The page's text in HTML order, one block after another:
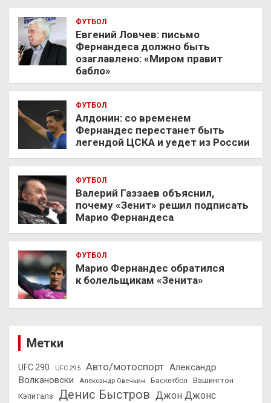
ФУТБОЛ
Евгений Ловчев: письмо
Фернандеса должно быть
озаглавлено: «Миром правит
бабло»
ФУТБОЛ
Алдонин: со временем
Фернандес перестанет быть
легендой ЦСКА и уедет из России
ФУТБОЛ
Валерий Газзаев объяснил,
почему «Зенит» решил подписать
Марио Фернандеса
ФУТБОЛ
Марио Фернандес обратился
к болельщикам «Зенита»
Метки
UFC 290 UFC 295 Авто/мотоспорт Александр
Волкановски
Александр Овечкин Баскетбол
Вашингтон
Кэпиталз
Денис Быстров Джон Джонс